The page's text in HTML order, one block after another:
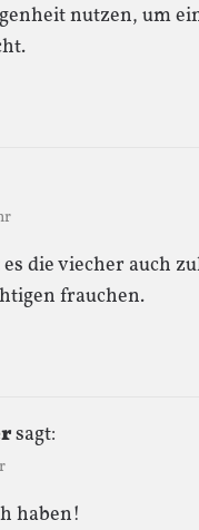
nutzen, um
die viecher auch
frauchen.
sagt:
haben!